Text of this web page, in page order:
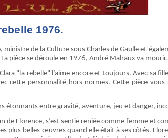
1976.
de la Culture sous Charles de Gaulle et
pièce se déroule en 1976, André Malraux va
"la rebelle" l’aime encore et toujours. Avec sa
cette personnalité hors normes. Cette pièce
étonnants entre gravité, aventure, jeu et danger,
de Florence, s’est sentie reniée comme femme et
plus belles œuvres quand elle était à ses côtés.